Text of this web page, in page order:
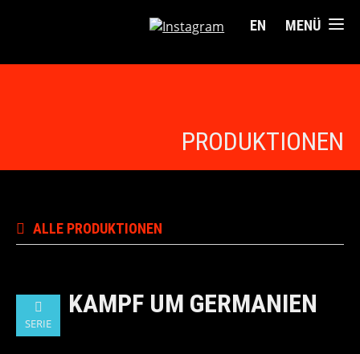
EN MENÜ
PRODUKTIONEN
ALLE PRODUKTIONEN
SERIE
KAMPF UM GERMANIEN